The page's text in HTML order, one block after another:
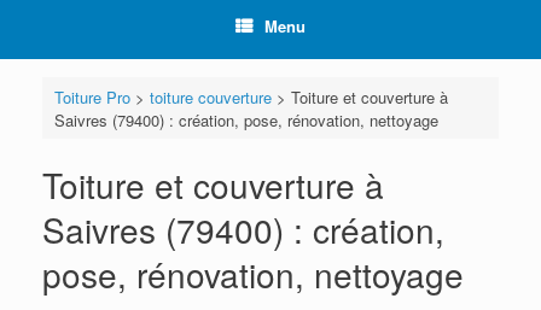
Menu
Toiture Pro> toiture couverture> Toiture et couverture à
Saivres (79400) : création, pose, rénovation, nettoyage
Toiture et couverture à
Saivres (79400) : création,
pose, rénovation, nettoyage